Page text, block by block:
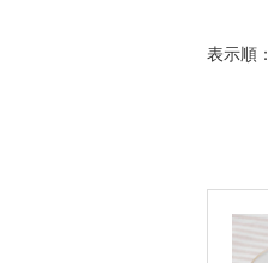
表示順：